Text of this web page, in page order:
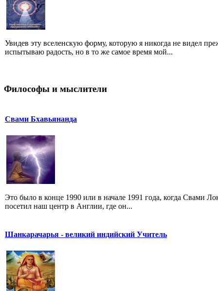
Увидев эту вселенскую форму, которую я никогда не видел
испытываю радость, но в то же самое время мой...
Философы и мыслители
Свами Бхавьянанда
Это было в конце 1990 или в начале 1991 года, когда Свами
посетил наш центр в Англии, где он...
Шанкарачарья - великий индийский Учитель